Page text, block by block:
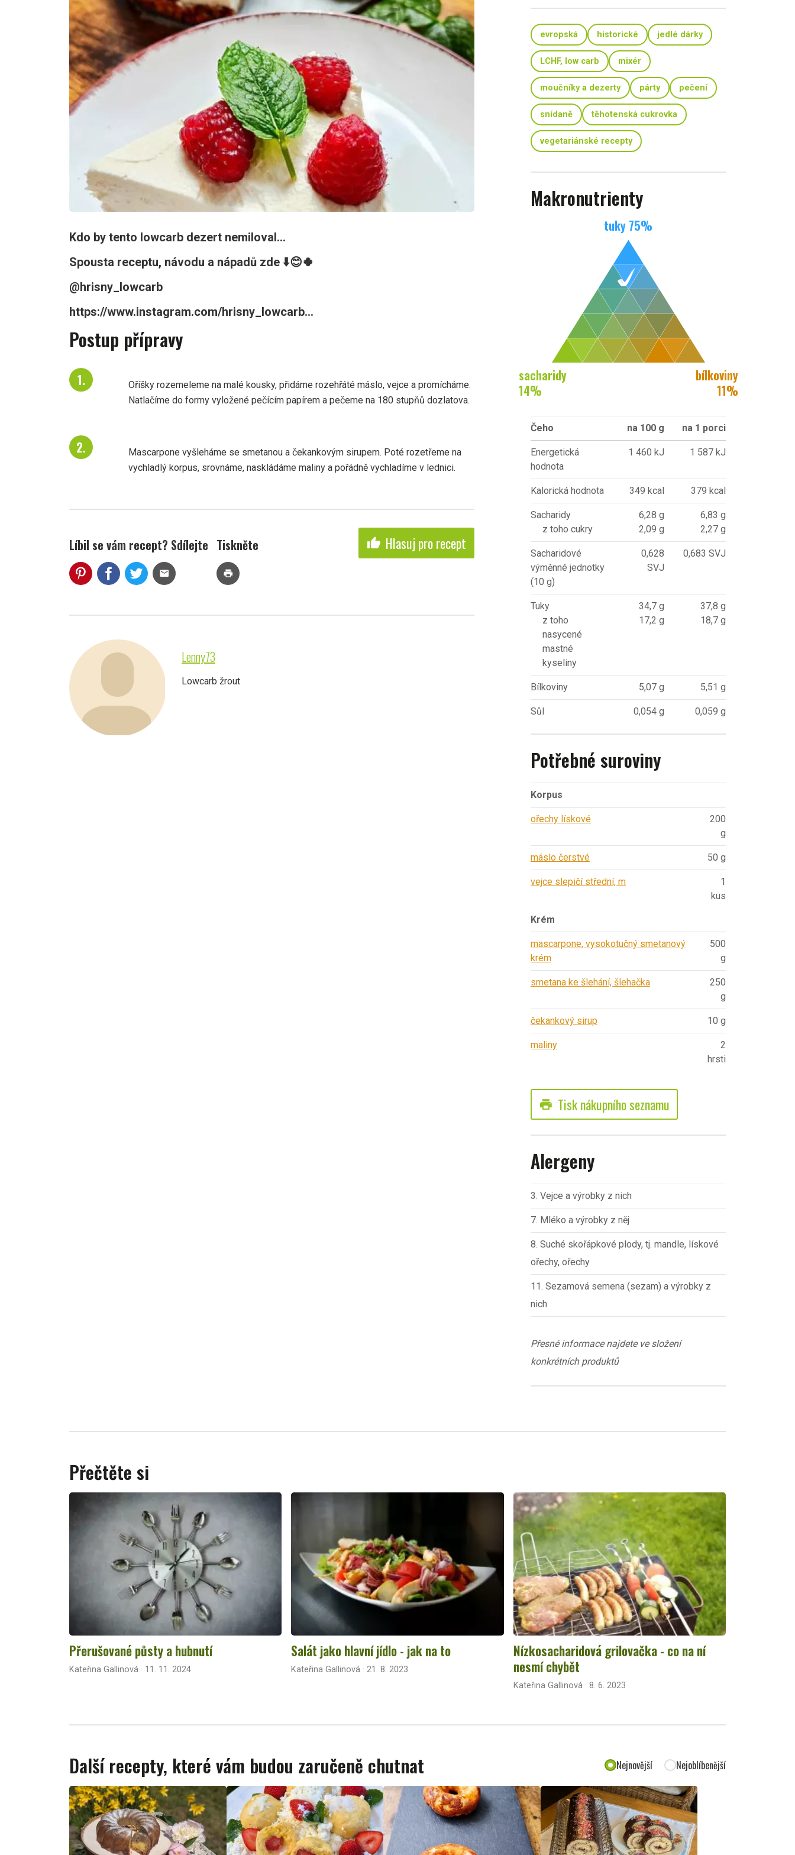
Kdo by tento lowcarb dezert nemiloval...
Spousta receptu, návodu a nápadů zde ⬇️😊🍀
@hrisny_lowcarb
https://www.instagram.com/hrisny_lowcarb...
Postup přípravy
Oříšky rozemeleme na malé kousky, přidáme rozehřáté máslo, vejce a promícháme.
Natlačíme do formy vyložené pečícím papírem a pečeme na 180 stupňů dozlatova.
Mascarpone vyšleháme se smetanou a čekankovým sirupem. Poté rozetřeme na
vychladlý korpus, srovnáme, naskládáme maliny a pořádně vychladíme v lednici.
Líbil se vám recept? Sdílejte
mail
Tiskněte
print
thumb_up Hlasuj pro recept
Lenny73
Lowcarb žrout
evropská historické jedlé dárky
LCHF, low carb mixér
moučníky a dezerty párty pečení
snídaně těhotenská cukrovka
vegetariánské recepty
Makronutrienty
tuky 75%
sacharidy
14%
bílkoviny
11%
Čeho na 100 g na 1 porci
Energetická
hodnota
1 460 kJ 1 587 kJ
Kalorická hodnota 349 kcal 379 kcal
Sacharidy
z toho cukry
6,28 g
2,09 g
6,83 g
2,27 g
Sacharidové
výměnné jednotky
(10 g)
0,628
SVJ
0,683 SVJ
Tuky
z toho
nasycené
mastné
kyseliny
34,7 g
17,2 g
37,8 g
18,7 g
Bílkoviny 5,07 g 5,51 g
Sůl 0,054 g 0,059 g
Potřebné suroviny
Korpus
ořechy lískové
200
g
máslo čerstvé 50 g
vejce slepičí střední, m
1
kus
Krém
mascarpone, vysokotučný smetanový
krém
500
g
smetana ke šlehání, šlehačka
250
g
čekankový sirup 10 g
maliny
2
hrsti
print Tisk nákupního seznamu
Alergeny
3. Vejce a výrobky z nich
7. Mléko a výrobky z něj
8. Suché skořápkové plody, tj. mandle, lískové
ořechy, ořechy
11. Sezamová semena (sezam) a výrobky z
nich
Přesné informace najdete ve složení
konkrétních produktů
Přečtěte si
Přerušované půsty a hubnutí
Kateřina Gallinová · 11. 11. 2024
Salát jako hlavní jídlo - jak na to
Kateřina Gallinová · 21. 8. 2023
Nízkosacharidová grilovačka - co na ní
nesmí chybět
Kateřina Gallinová · 8. 6. 2023
Další recepty, které vám budou zaručeně chutnat Nejnovější Nejoblíbenější